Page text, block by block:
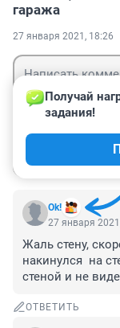
гаража
27 января 2021, 18:26
Ok!
Получай
задания!
27 января
Жаль стену,
накинулся  на
стеной и не
ОТВЕТИТЬ